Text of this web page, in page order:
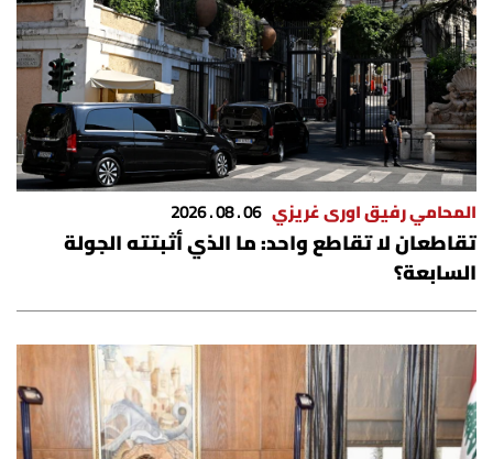
المحامي رفيق اورى غريزي 06 . 08 . 2026
تقاطعان لا تقاطع واحد: ما الذي أثبتته الجولة
السابعة؟